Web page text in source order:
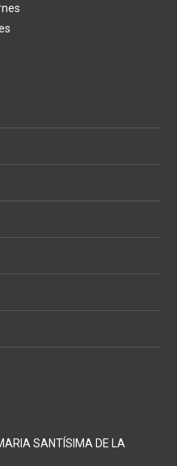
SANTÍSIMA DE LA